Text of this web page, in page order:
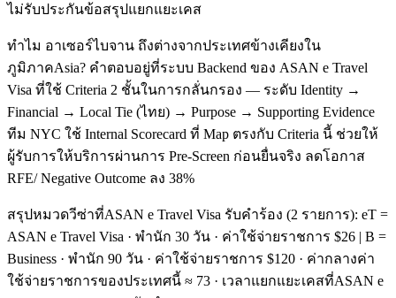
ไม่รับประกันข้อสรุปแยกแยะเคส
ทำไม อาเซอร์ไบจาน ถึงต่างจากประเทศข้างเคียงใน
ภูมิภาคAsia? คำตอบอยู่ที่ระบบ Backend ของ ASAN e Travel
Visa ที่ใช้ Criteria 2 ชั้นในการกลั่นกรอง — ระดับ Identity →
Financial → Local Tie (ไทย) → Purpose → Supporting Evidence
ทีม NYC ใช้ Internal Scorecard ที่ Map ตรงกับ Criteria นี้ ช่วยให้
ผู้รับการให้บริการผ่านการ Pre-Screen ก่อนยื่นจริง ลดโอกาส
RFE/ Negative Outcome ลง 38%
สรุปหมวดวีซ่าที่ASAN e Travel Visa รับคำร้อง (2 รายการ): eT =
ASAN e Travel Visa · พำนัก 30 วัน · ค่าใช้จ่ายราชการ $26 | B =
Business · พำนัก 90 วัน · ค่าใช้จ่ายราชการ $120 · ค่ากลางค่า
ใช้จ่ายราชการของประเทศนี้ ≈ 73 · เวลาแยกแยะเคสที่ASAN e